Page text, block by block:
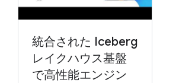
統合された Iceberg
レイクハウス基盤
で高性能エンジン